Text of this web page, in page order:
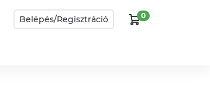
Belépés/Regisztráció 0